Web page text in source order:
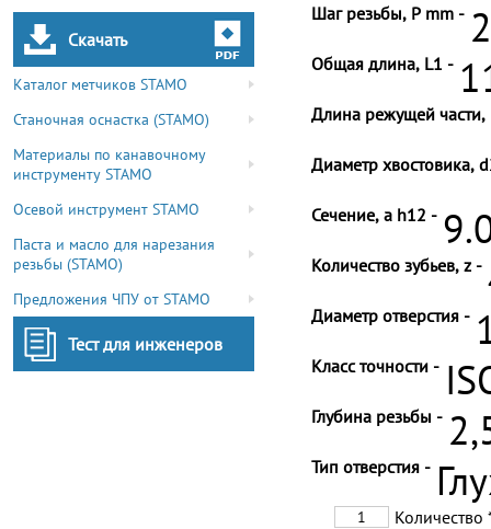
Скачать
Каталог метчиков STAMO
Станочная оснастка (STAMO)
Материалы по канавочному
инструменту STAMO
Осевой инструмент STAMO
Паста и масло для нарезания
резьбы (STAMO)
Предложения ЧПУ от STAMO
Тест для инженеров
Шаг резьбы, P mm -
Общая длина, L1 -
Длина режущей части,
Диаметр хвостовика,
Сечение, a h12 -
Количество зубьев, z -
Диаметр отверстия -
Класс точности -
Глубина резьбы -
Тип отверстия -
Количество